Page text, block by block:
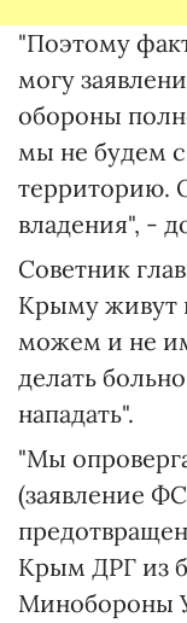
"Поэтому
могу
обороны
мы не будем
территорию.
владения", -
Советник
Крыму живут
можем и не
делать
нападать".
"Мы
(заявление
Крым ДРГ из
Минобороны